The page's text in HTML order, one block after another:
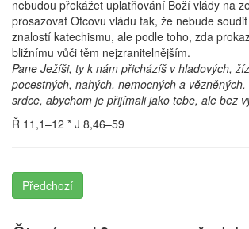
nebudou překážet uplatňování Boží vlády na
prosazovat Otcovu vládu tak, že nebude
znalostí katechismu, ale podle toho, zda
bližnímu vůči těm nejzranitelnějším.
Pane Ježíši, ty k nám přicházíš v hladových,
pocestných, nahých, nemocných a
srdce, abychom je přijímali jako tebe, ale bez
Ř 11,1–12 * J 8,46–59
Předchozí